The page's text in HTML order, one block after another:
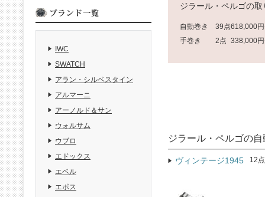
ジラール・ペルゴの
自動巻き 39点618,000
手巻き
2点 338,000
ジラール・ペルゴの
ヴィンテージ1945 12点
IWC
SWATCH
アラン・シルベスタイン
アルマーニ
アーノルド＆サン
ウォルサム
ウブロ
エドックス
エベル
エポス